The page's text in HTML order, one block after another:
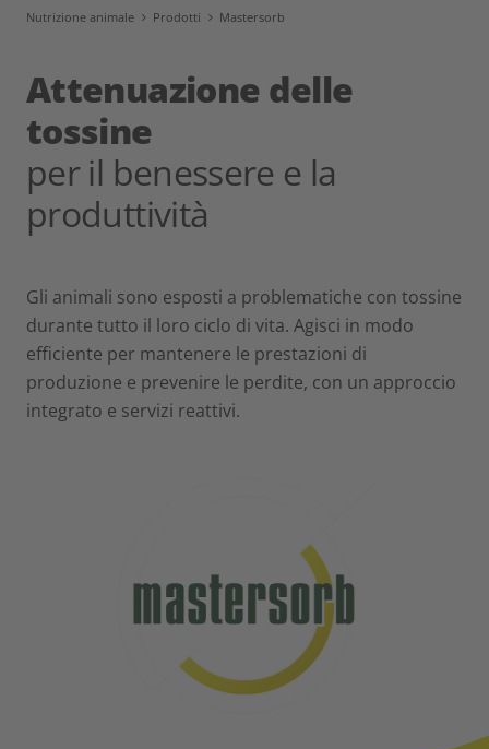
Nutrizione animale Prodotti Mastersorb
Attenuazione delle
tossine
per il benessere e la
produttività
Gli animali sono esposti a problematiche con tossine
durante tutto il loro ciclo di vita. Agisci in modo
efficiente per mantenere le prestazioni di
produzione e prevenire le perdite, con un approccio
integrato e servizi reattivi.